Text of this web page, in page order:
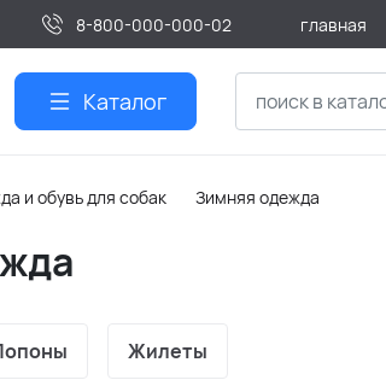
8-800-000-000-02 главная
Каталог
и обувь для собак Зимняя одежда
Жилеты